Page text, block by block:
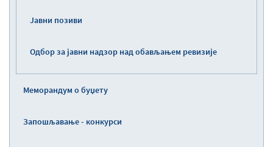
Јавни позиви
Одбор за јавни надзор над обављањем ревизије
Меморандум о буџету
Запошљавање - конкурси